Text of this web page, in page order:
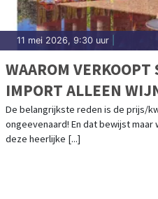
11 mei 2026, 9:30 uur
WAAROM VERKOOPT
IMPORT ALLEEN
De belangrijkste reden is de prijs/
ongeevenaard! En dat bewijst maar
deze heerlijke [...]